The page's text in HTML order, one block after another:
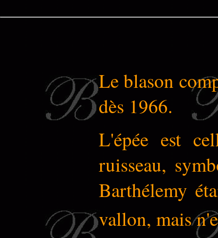
Le blason
dès 1966.
L'épée est
ruisseau,
Barthélemy
vallon, mais